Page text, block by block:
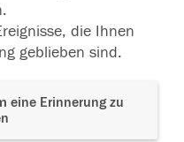
die Ihnen
geblieben sind.
eine Erinnerung zu